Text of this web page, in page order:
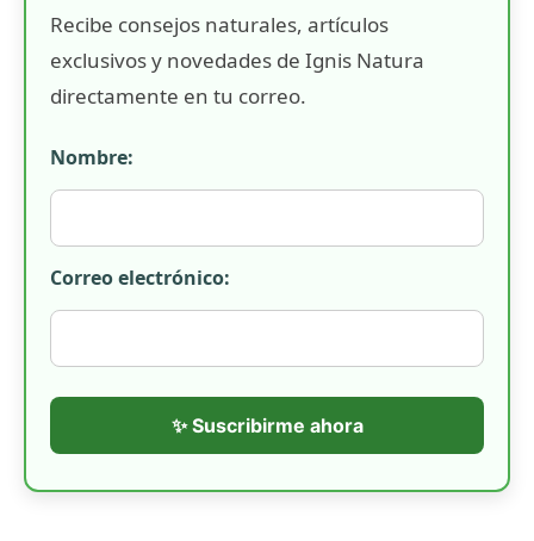
Recibe consejos naturales, artículos
exclusivos y novedades de Ignis Natura
directamente en tu correo.
Nombre:
Correo electrónico:
✨ Suscribirme ahora